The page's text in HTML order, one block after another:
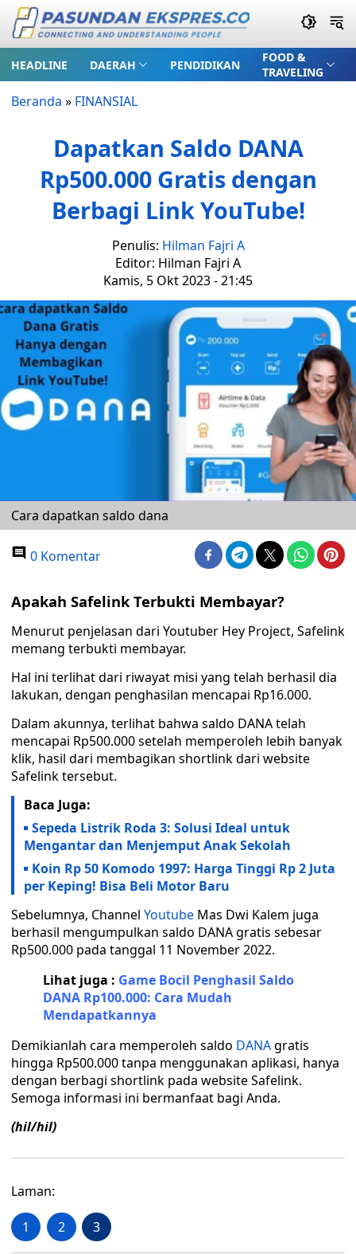
HEADLINE DAERAH PENDIDIKAN
FOOD &
TRAVELING
Beranda » FINANSIAL
Dapatkan Saldo DANA
Rp500.000 Gratis dengan
Berbagi Link YouTube!
Penulis: Hilman Fajri A
Editor: Hilman Fajri A
Kamis, 5 Okt 2023 - 21:45
Cara dapatkan saldo dana
0 Komentar
Apakah Safelink Terbukti Membayar?
Menurut penjelasan dari Youtuber Hey Project, Safelink
memang terbukti membayar.
Hal ini terlihat dari riwayat misi yang telah berhasil dia
lakukan, dengan penghasilan mencapai Rp16.000.
Dalam akunnya, terlihat bahwa saldo DANA telah
mencapai Rp500.000 setelah memperoleh lebih banyak
klik, hasil dari membagikan shortlink dari website
Safelink tersebut.
Baca Juga:
Sepeda Listrik Roda 3: Solusi Ideal untuk
Mengantar dan Menjemput Anak Sekolah
Koin Rp 50 Komodo 1997: Harga Tinggi Rp 2 Juta
per Keping! Bisa Beli Motor Baru
Sebelumnya, Channel Youtube Mas Dwi Kalem juga
berhasil mengumpulkan saldo DANA gratis sebesar
Rp500.000 pada tanggal 11 November 2022.
Lihat juga : Game Bocil Penghasil Saldo
DANA Rp100.000: Cara Mudah
Mendapatkannya
Demikianlah cara memperoleh saldo DANAgratis
hingga Rp500.000 tanpa menggunakan aplikasi, hanya
dengan berbagi shortlink pada website Safelink.
Semoga informasi ini bermanfaat bagi Anda.
(hil/hil)
Laman:
1 2 3